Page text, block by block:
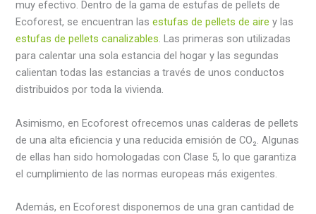
muy efectivo. Dentro de la gama de estufas de pellets de
Ecoforest, se encuentran lasestufas de pellets de aire y las
estufas de pellets canalizables. Las primeras son utilizadas
para calentar una sola estancia del hogar y las segundas
calientan todas las estancias a través de unos conductos
distribuidos por toda la vivienda.
Asimismo, en Ecoforest ofrecemos unas calderas de pellets
de una alta eficiencia y una reducida emisión de CO₂. Algunas
de ellas han sido homologadas con Clase 5, lo que garantiza
el cumplimiento de las normas europeas más exigentes.
Además, en Ecoforest disponemos de una gran cantidad de